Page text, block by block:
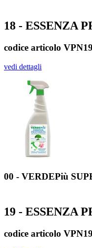
18 - ESSENZA
codice articolo
vedi dettagli
00 - VERDEPiù
19 - ESSENZA
codice articolo